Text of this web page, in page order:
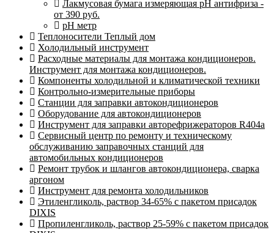
Лакмусовая бумага измеряющая pH антифриза -
от 390 руб.
pH метр
Теплоносители Теплый дом
Холодильный инструмент
Расходные материалы для монтажа кондиционеров.
Инструмент для монтажа кондиционеров.
Компоненты холодильной и климатической техники
Контрольно-измерительные приборы
Станции для заправки автокондиционеров
Оборудование для автокондиционеров
Инструмент для заправки авторефрижераторов R404a
Сервисный центр по ремонту и техническому
обслуживанию заправочных станций для
автомобильных кондиционеров
Ремонт трубок и шлангов автокондиционера, сварка
аргоном
Инструмент для ремонта холодильников
Этиленгликоль, раствор 34-65% с пакетом присадок
DIXIS
Пропиленгликоль, раствор 25-59% с пакетом присадок